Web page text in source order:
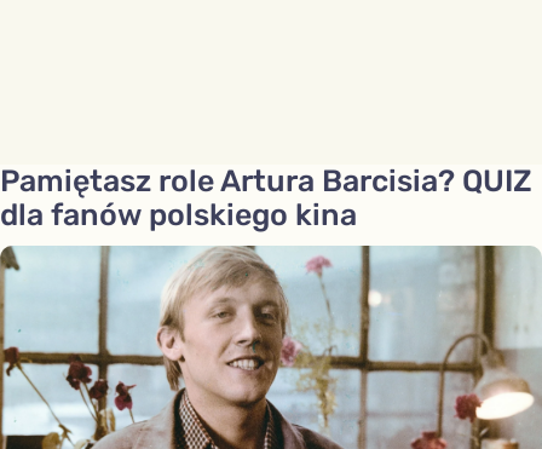
Pamiętasz role Artura Barcisia? QUIZ
dla fanów polskiego kina